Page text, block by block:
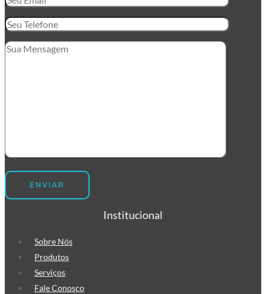
Fita de Arquear
Fita Gomada
Adesivo
Institucional
Sobre Nós
Produtos
Serviços
Fale Conosco